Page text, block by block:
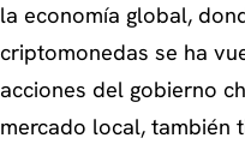
la economía global,
criptomonedas se ha
acciones del gobierno
mercado local, también